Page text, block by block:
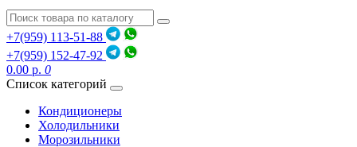
+7(959) 113-51-88
+7(959) 152-47-92
0.00 р. 0
Список категорий
Кондиционеры
Холодильники
Морозильники